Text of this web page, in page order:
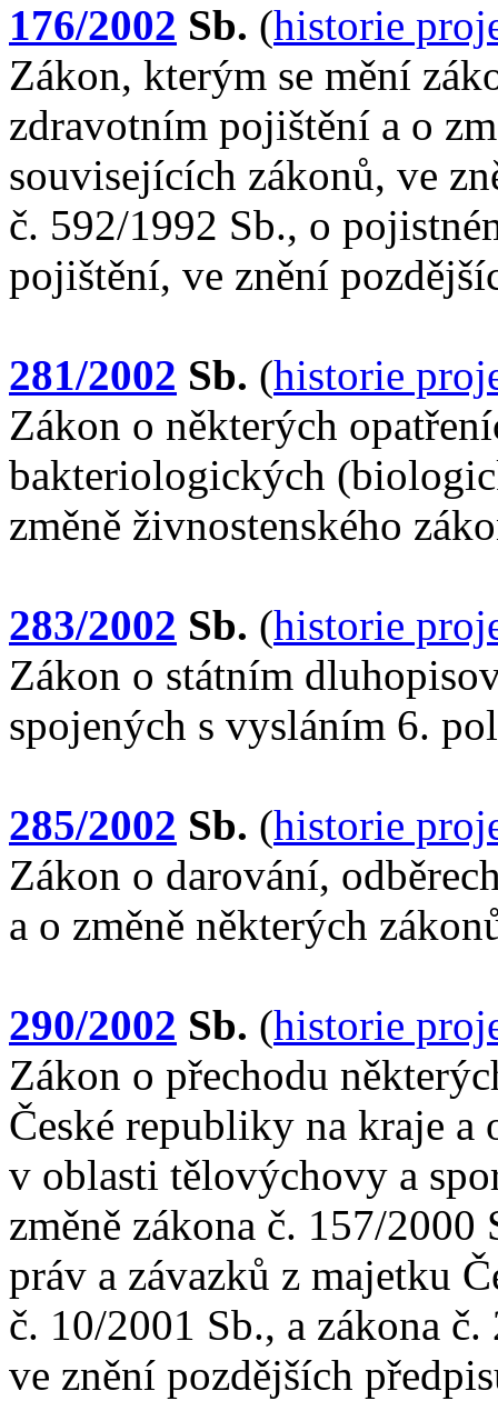
176/2002 Sb. (historie
Zákon, kterým se mění
zdravotním pojištění a o
souvisejících zákonů, ve
č. 592/1992 Sb., o
pojištění, ve znění
281/2002 Sb. (historie
Zákon o některých
bakteriologických
změně živnostenského
283/2002 Sb. (historie
Zákon o státním
spojených s vysláním 6.
285/2002 Sb. (historie
Zákon o darování,
a o změně některých
290/2002 Sb. (historie
Zákon o přechodu
České republiky na kraje a
v oblasti tělovýchovy a
změně zákona č. 157/
práv a závazků z majetku
č. 10/2001 Sb., a zákona
ve znění pozdějších